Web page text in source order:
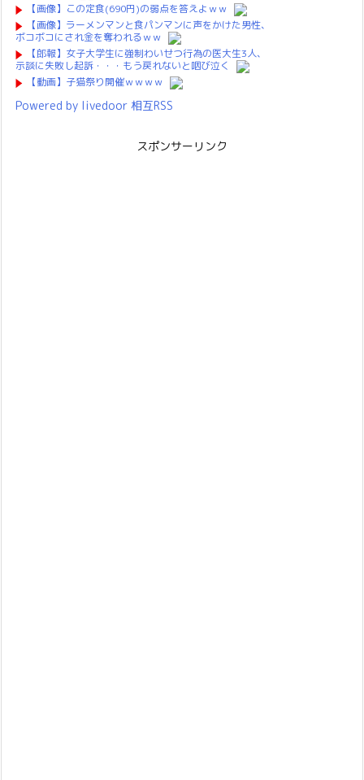
【画像】この定食(690円)の弱点を答えよｗｗ
【画像】ラーメンマンと食パンマンに声をかけた男性、
ボコボコにされ金を奪われるｗｗ
【郎報】女子大学生に強制わいせつ行為の医大生3人、
示談に失敗し起訴・・・もう戻れないと咽び泣く
【動画】子猫祭り開催ｗｗｗｗ
Powered by livedoor 相互RSS
スポンサーリンク